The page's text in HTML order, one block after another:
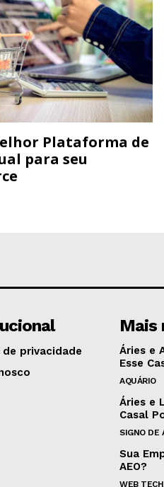
Plataforma de
para seu
privacidade
Mais
Áries e
Esse
AQUÁRIO
Áries e
Casal
SIGNO DE
Sua
AEO?
WEB TECH